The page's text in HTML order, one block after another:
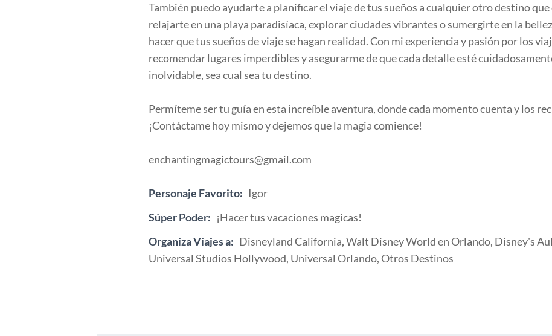
También puedo ayudarte a planificar el viaje de tus sueños a cualquier otro destino que
relajarte en una playa paradisíaca, explorar ciudades vibrantes o sumergirte en la
hacer que tus sueños de viaje se hagan realidad. Con mi experiencia y pasión por los
recomendar lugares imperdibles y asegurarme de que cada detalle esté
inolvidable, sea cual sea tu destino.
Permíteme ser tu guía en esta increíble aventura, donde cada momento cuenta y los
¡Contáctame hoy mismo y dejemos que la magia comience!
enchantingmagictours@gmail.com
Personaje Favorito: Igor
Súper Poder: ¡Hacer tus vacaciones magicas!
Organiza Viajes a: Disneyland California, Walt Disney World en Orlando, Disney's
Universal Studios Hollywood, Universal Orlando, Otros Destinos